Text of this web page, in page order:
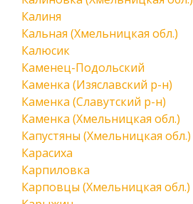
Калиня
Кальная (Хмельницкая обл.)
Калюсик
Каменец-Подольский
Каменка (Изяславский р-н)
Каменка (Славутский р-н)
Каменка (Хмельницкая обл.)
Капустяны (Хмельницкая обл.)
Карасиха
Карпиловка
Карповцы (Хмельницкая обл.)